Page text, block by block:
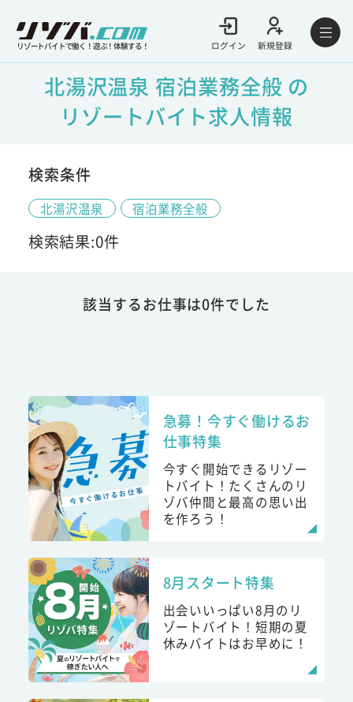
リゾートバイトで働く！遊ぶ！体験する！ ログイン 新規登録
北湯沢温泉 宿泊業務全般 の
リゾートバイト求人情報
検索条件
北湯沢温泉 宿泊業務全般
検索結果:0件
該当するお仕事は0件でした
急募！今すぐ働けるお
仕事特集
今すぐ開始できるリゾー
トバイト！たくさんのリ
ゾバ仲間と最高の思い出
を作ろう！
8月スタート特集
出会いいっぱい8月のリ
ゾートバイト！短期の夏
休みバイトはお早めに！